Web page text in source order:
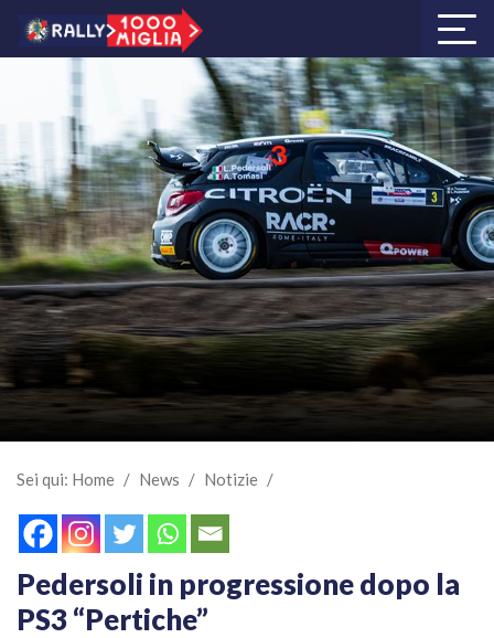
Sei qui: Home / News / Notizie /
Pedersoli in progressione dopo la
PS3 “Pertiche”